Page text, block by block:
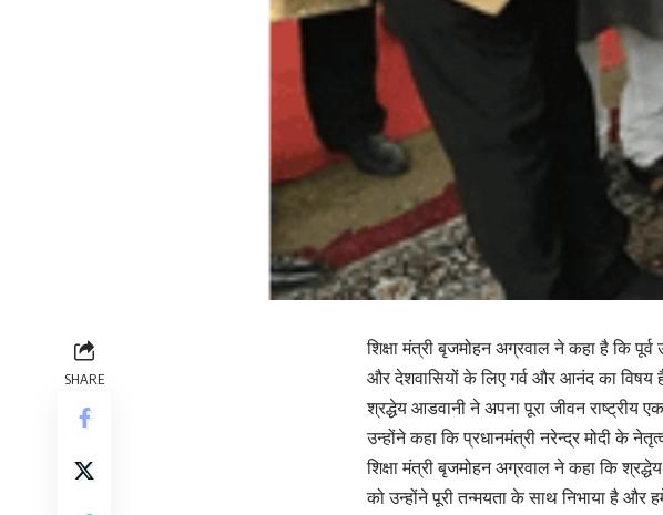
SHARE
शिक्षा मंत्री बृजमोहन अग्रवाल ने कहा है कि
और देशवासियों के लिए गर्व और आनंद का विषय
श्रद्धेय आडवानी ने अपना पूरा जीवन राष्ट्रीय
उन्होंने कहा कि प्रधानमंत्री नरेन्द्र मोदी के
शिक्षा मंत्री बृजमोहन अग्रवाल ने कहा कि
को उन्होंने पूरी तन्मयता के साथ निभाया है और